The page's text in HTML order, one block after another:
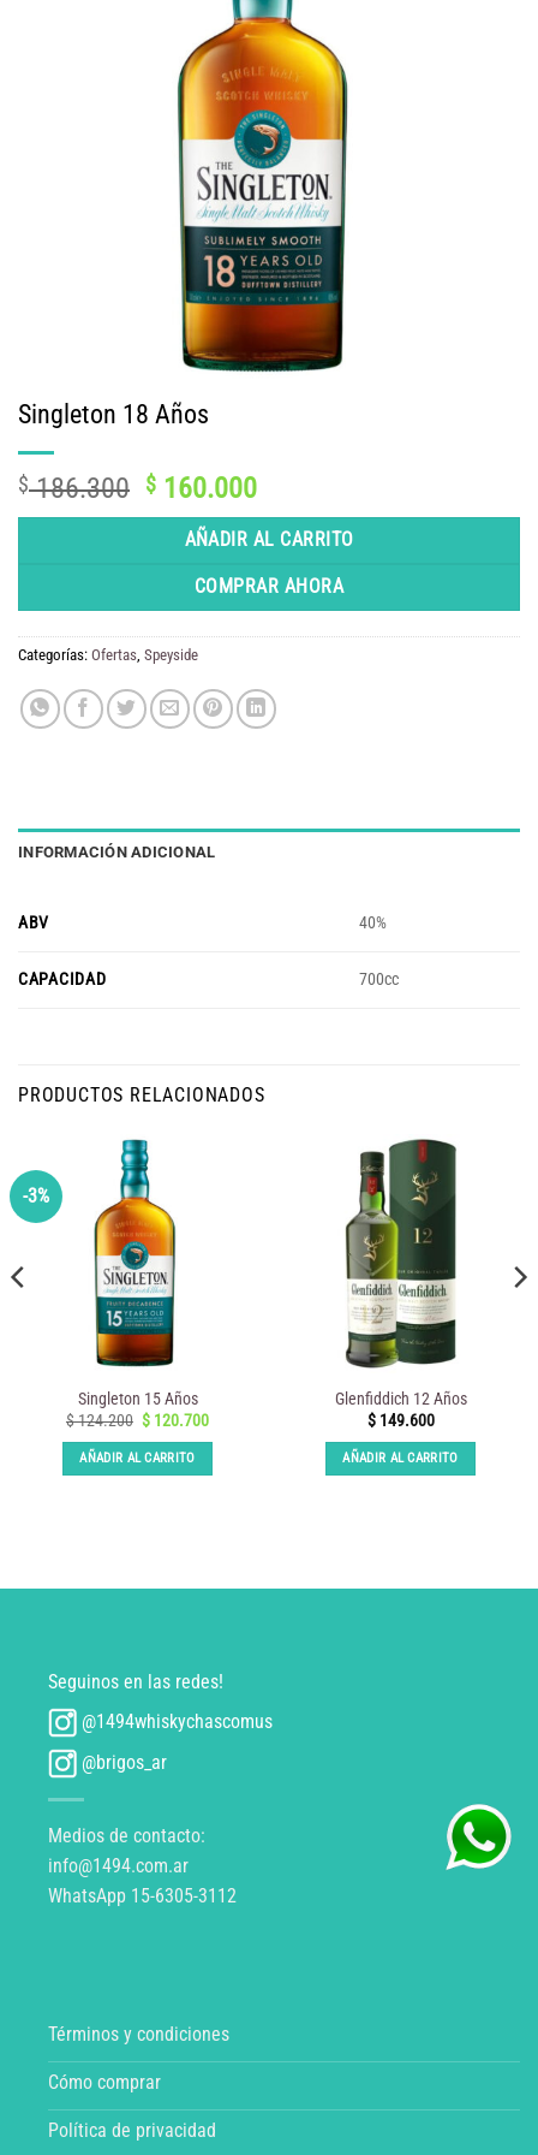
Singleton 18 Años
$186.300 El
precio
original
$ 186.300.
$ 160.000El
precio
actual
es:
$ 160.000.
AÑADIR AL CARRITO
COMPRAR AHORA
Categorías: Ofertas Speyside
INFORMACIÓN ADICIONAL
ABV 40%
CAPACIDAD 700cc
PRODUCTOS RELACIONADOS
-3%
Singleton 15 Años
$124.200 El
original
era:
$ 124.200.
$ 120.700El
$ 120.700.
AÑADIR AL CARRITO
Glenfiddich 12 Años
$149.600
AÑADIR AL CARRITO
Seguinos en las redes!
@1494whiskychascomus
@brigos_ar
Medios de contacto:
info@1494.com.ar
WhatsApp 15-6305-3112
Términos y condiciones
Cómo comprar
Política de privacidad